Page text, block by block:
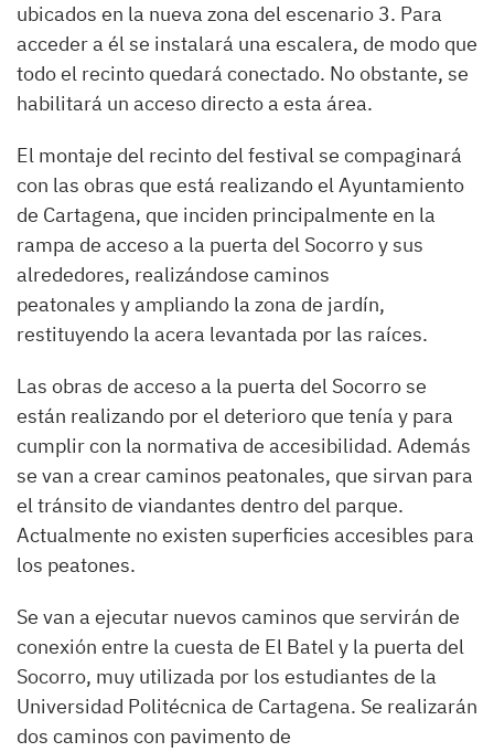
ubicados en la nueva zona del escenario 3. Para
acceder a él se instalará una escalera, de modo que
todo el recinto quedará conectado. No obstante, se
habilitará un acceso directo a esta área.
El montaje del recinto del festival se compaginará
con las obras que está realizando el Ayuntamiento
de Cartagena, que inciden principalmente en la
rampa de acceso a la puerta del Socorro y sus
alrededores, realizándose caminos
peatonales y ampliando la zona de jardín,
restituyendo la acera levantada por las raíces.
Las obras de acceso a la puerta del Socorro se
están realizando por el deterioro que tenía y para
cumplir con la normativa de accesibilidad. Además
se van a crear caminos peatonales, que sirvan para
el tránsito de viandantes dentro del parque.
Actualmente no existen superficies accesibles para
los peatones.
Se van a ejecutar nuevos caminos que servirán de
conexión entre la cuesta de El Batel y la puerta del
Socorro, muy utilizada por los estudiantes de la
Universidad Politécnica de Cartagena. Se realizarán
dos caminos con pavimento de